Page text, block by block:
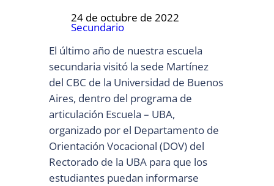
24 de octubre de 2022
Secundario
El último año de nuestra escuela
secundaria visitó la sede Martínez
del CBC de la Universidad de Buenos
Aires, dentro del programa de
articulación Escuela – UBA,
organizado por el Departamento de
Orientación Vocacional (DOV) del
Rectorado de la UBA para que los
estudiantes puedan informarse